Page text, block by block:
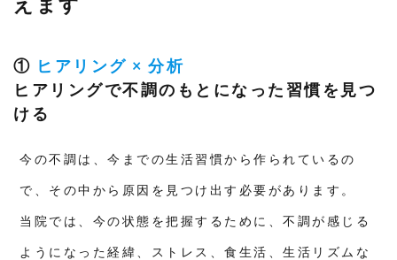
① ヒアリング × 分析
ヒアリングで不調のもとになった習慣を見つ
ける
今の不調は、今までの生活習慣から作られているの
で、その中から原因を見つけ出す必要があります。
当院では、今の状態を把握するために、不調が感じる
ようになった経緯、ストレス、食生活、生活リズムな